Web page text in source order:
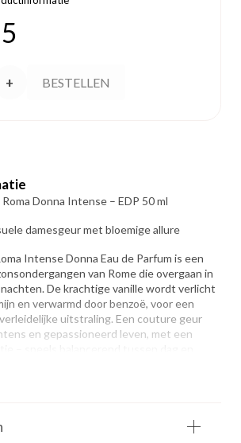
BESTELLEN
Donna Intense – EDP 50 ml
damesgeur met bloemige allure
Intense Donna Eau de Parfum is een
van Rome die overgaan in
De krachtige vanille wordt verlicht
en verwarmd door benzoë, voor een
uitstraling. Een couture geur
en gepassioneerd leven, met een